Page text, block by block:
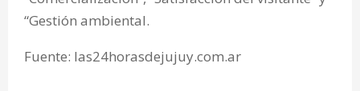
“Gestión ambiental.
Fuente: las24horasdejujuy.com.ar